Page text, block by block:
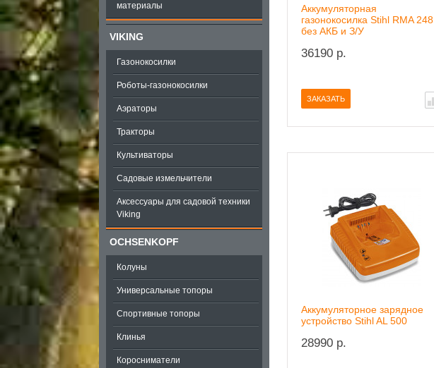
материалы
VIKING
Газонокосилки
Роботы-газонокосилки
Аэраторы
Тракторы
Культиваторы
Садовые измельчители
Аксессуары для садовой техники
Viking
OCHSENKOPF
Колуны
Универсальные топоры
Спортивные топоры
Клинья
Коросниматели
Аккумуляторная
газонокосилка Stihl RMA 248
без АКБ и З/У
36190 р.
ЗАКАЗАТЬ
Аккумуляторное зарядное
устройство Stihl AL 500
28990 р.